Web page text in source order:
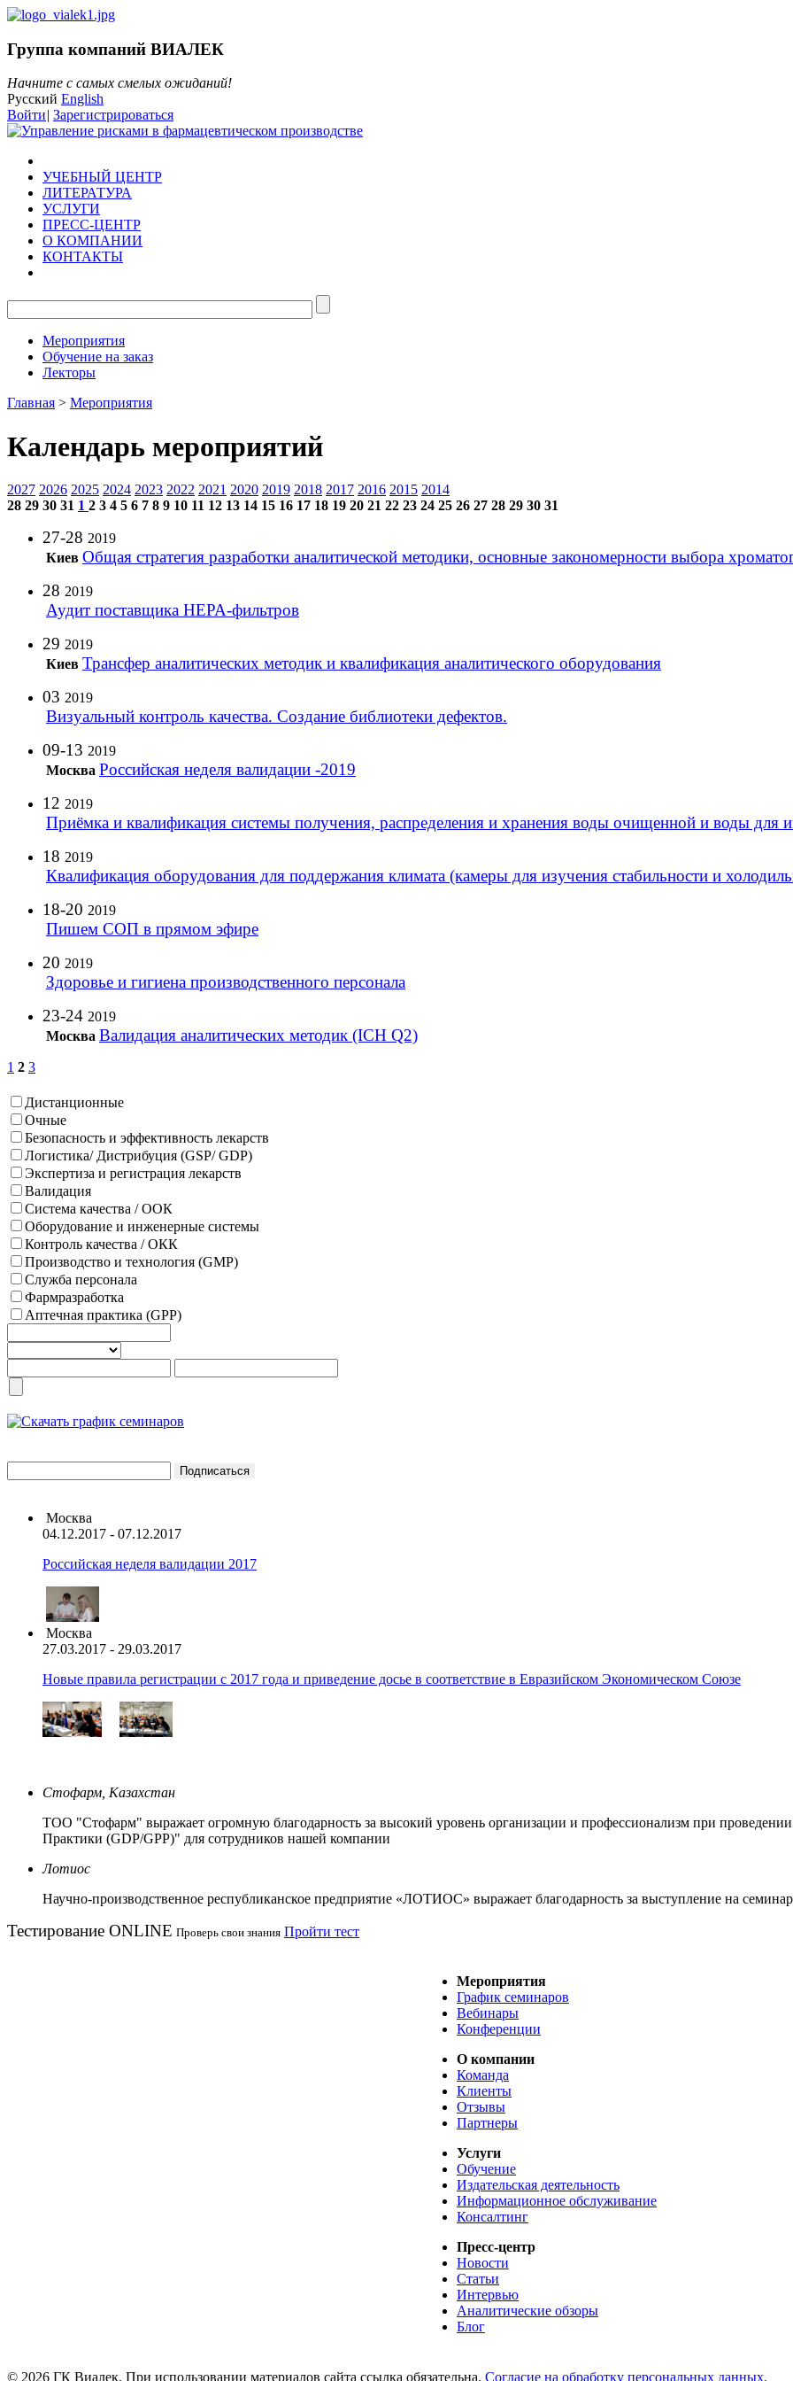
Группа компаний ВИАЛЕК
Начните с самых смелых ожиданий!
Русский English
Войти| Зарегистрироваться
УЧЕБНЫЙ ЦЕНТР
ЛИТЕРАТУРА
УСЛУГИ
ПРЕСС-ЦЕНТР
О КОМПАНИИ
КОНТАКТЫ
Мероприятия
Обучение на заказ
Лекторы
Главная > Мероприятия
Календарь мероприятий
2027 2026 2025 2024 2023 2022 2021 2020 2019 2018 2017 2016 2015 2014
28 29 30 31 1 2 3 4 5 6 7 8 9 10 11 12 13 14 15 16 17 18 19 20 21 22 23 24 25 26 27 28 29 30 31
27-28 2019
Киев Общая стратегия разработки аналитической методики, основные закономерности выбора
28 2019
Аудит поставщика НЕРА-фильтров
29 2019
Киев Трансфер аналитических методик и квалификация аналитического оборудования
03 2019
Визуальный контроль качества. Создание библиотеки дефектов.
09-13 2019
Москва Российская неделя валидации -2019
12 2019
Приёмка и квалификация системы получения, распределения и хранения воды очищенной и воды для
18 2019
Квалификация оборудования для поддержания климата (камеры для изучения стабильности и
18-20 2019
Пишем СОП в прямом эфире
20 2019
Здоровье и гигиена производственного персонала
23-24 2019
Москва Валидация аналитических методик (ICH Q2)
1 2 3
Дистанционные
Очные
Безопасность и эффективность лекарств
Логистика/ Дистрибуция (GSP/ GDP)
Экспертиза и регистрация лекарств
Валидация
Система качества / ООК
Оборудование и инженерные системы
Контроль качества / ОКК
Производство и технология (GMP)
Служба персонала
Фармразработка
Аптечная практика (GPP)
Москва
04.12.2017 - 07.12.2017
Российская неделя валидации 2017
Москва
27.03.2017 - 29.03.2017
Новые правила регистрации c 2017 года и приведение досье в соответствие в Евразийском Экономическом Союзе
Стофарм, Казахстан
ТОО "Стофарм" выражает огромную благодарность за высокий уровень организации и профессионализм при
Практики (GDP/GPP)" для сотрудников нашей компании
Лотиос
Научно-производственное республиканское предприятие «ЛОТИОС» выражает благодарность за выступление на
Тестирование ONLINE Проверь свои знания Пройти тест
Мероприятия
График семинаров
Вебинары
Конференции
О компании
Команда
Клиенты
Отзывы
Партнеры
Услуги
Обучение
Издательская деятельность
Информационное обслуживание
Консалтинг
Пресс-центр
Новости
Статьи
Интервью
Аналитические обзоры
Блог
© 2026 ГК Виалек. При использовании материалов сайта ссылка обязательна. Согласие на обработку персональных данных.